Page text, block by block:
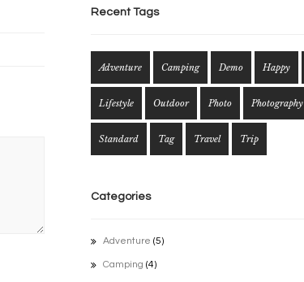
Recent Tags
Adventure Camping Demo Happy
Lifestyle Outdoor Photo Photography
Standard Tag Travel Trip
Categories
Adventure (5)
Camping (4)